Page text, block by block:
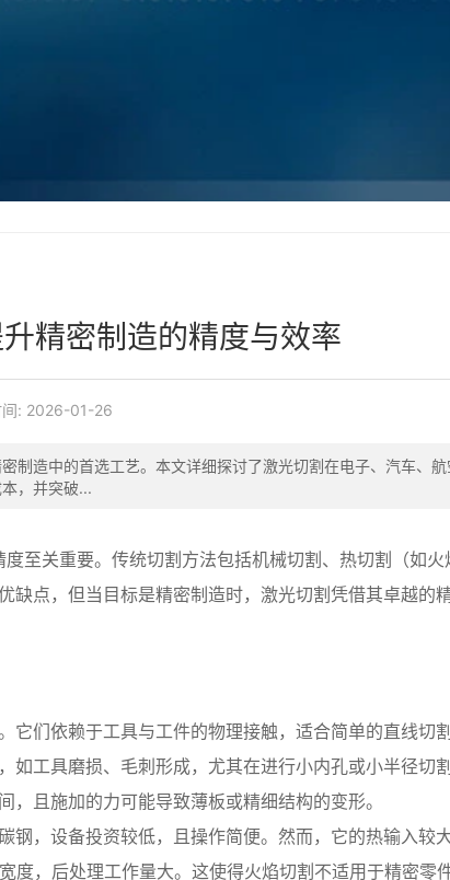
精密制造的精度与效率
: 2026-01-26
制造中的首选工艺。本文详细探讨了激光切割在电子、汽车、航
，并突破...
关重要。传统切割方法包括机械切割、热切割（如火
缺点，但当目标是精密制造时，激光切割凭借其卓越的
它们依赖于工具与工件的物理接触，适合简单的直线切
如工具磨损、毛刺形成，尤其在进行小内孔或小半径切
且施加的力可能导致薄板或精细结构的变形。
钢，设备投资较低，且操作简便。然而，它的热输入较
度，后处理工作量大。这使得火焰切割不适用于精密零